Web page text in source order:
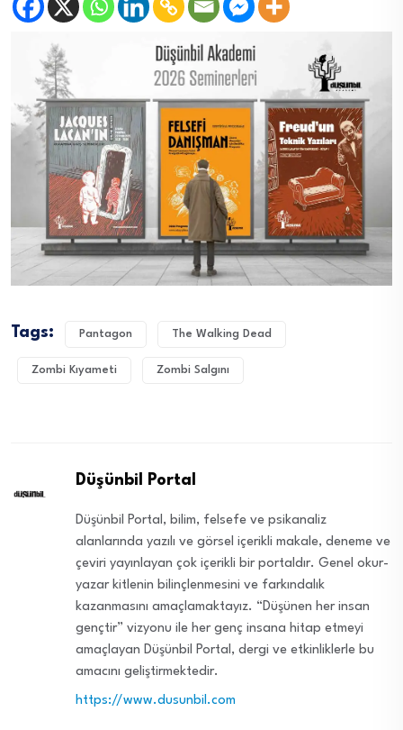
Tags: Pantagon The Walking Dead
Zombi Kıyameti Zombi Salgını
Düşünbil Portal
Düşünbil Portal, bilim, felsefe ve psikanaliz
alanlarında yazılı ve görsel içerikli makale, deneme ve
çeviri yayınlayan çok içerikli bir portaldır. Genel okur-
yazar kitlenin bilinçlenmesini ve farkındalık
kazanmasını amaçlamaktayız. “Düşünen her insan
gençtir” vizyonu ile her genç insana hitap etmeyi
amaçlayan Düşünbil Portal, dergi ve etkinliklerle bu
amacını geliştirmektedir.
https://www.dusunbil.com